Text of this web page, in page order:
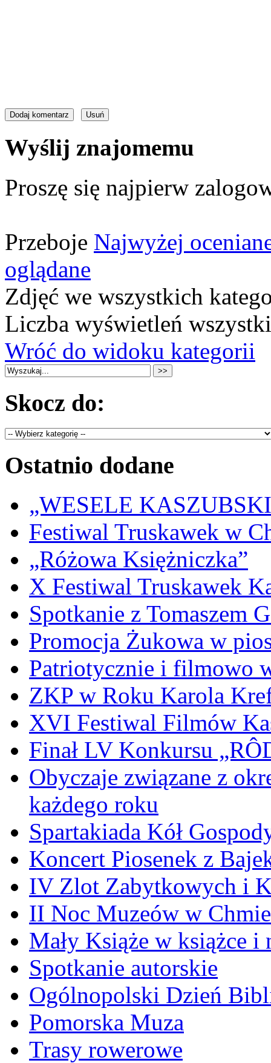
Wyślij znajomemu
Proszę się najpierw
Przeboje Najwyżej
oglądane
Zdjęć we wszystkich
Liczba wyświetleń
Wróć do widoku kategorii
Skocz do:
Ostatnio dodane
„WESELE
Festiwal Truskawek w
„Różowa Księżniczka”
X Festiwal Truskawek
Spotkanie z Tomaszem
Promocja Żukowa w
Patriotycznie i filmowo
ZKP w Roku Karola
XVI Festiwal Filmów
Finał LV Konkursu
Obyczaje związane z
każdego roku
Spartakiada Kół
Koncert Piosenek z
IV Zlot Zabytkowych i
II Noc Muzeów w
Mały Książe w książce i
Spotkanie autorskie
Ogólnopolski Dzień
Pomorska Muza
Trasy rowerowe